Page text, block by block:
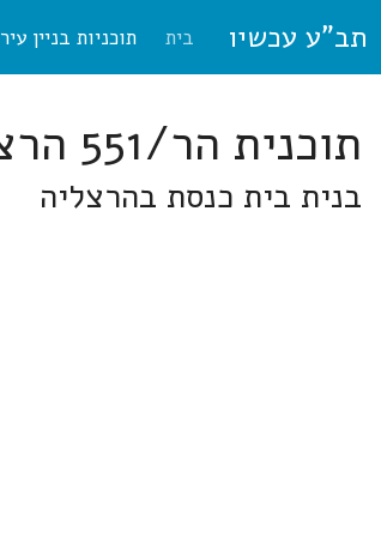
תב"ע עכשיו בית תוכניות בניין עיר
תוכנית הר/551 הרצליה
בנית בית כנסת בהרצליה